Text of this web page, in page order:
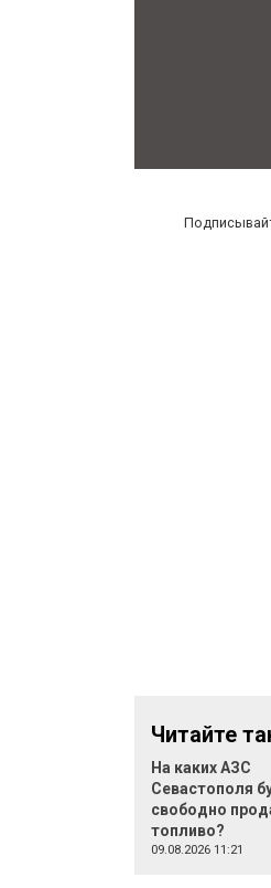
Читайте
На каких АЗС
Севастополя
свободно
топливо?
09.08.2026 11:21